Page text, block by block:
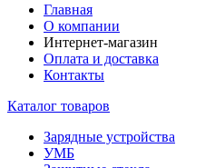
Главная
О компании
Интернет-магазин
Оплата и доставка
Контакты
Каталог товаров
Зарядные устройства
УМБ